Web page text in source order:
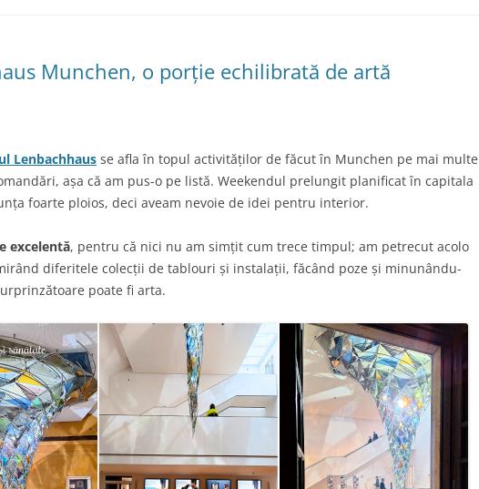
Munchen, o porție echilibrată de artă
Lenbachhaus se afla în topul activităților de făcut în Munchen pe mai multe
așa că am pus-o pe listă. Weekendul prelungit planificat în capitala
foarte ploios, deci aveam nevoie de idei pentru interior.
excelentă, pentru că nici nu am simțit cum trece timpul; am petrecut acolo
diferitele colecții de tablouri și instalații, făcând poze și minunându-
poate fi arta.